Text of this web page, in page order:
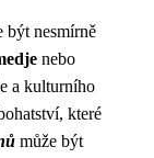
být nesmírně
nebo
a kulturního
které
může být